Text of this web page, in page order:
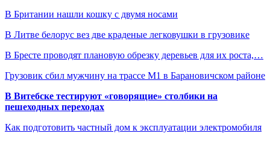
В Британии нашли кошку с двумя носами
В Литве белорус вез две краденые легковушки в грузовике
В Бресте проводят плановую обрезку деревьев для их роста,…
Грузовик сбил мужчину на трассе М1 в Барановичском районе
В Витебске тестируют «говорящие» столбики на
пешеходных переходах
Как подготовить частный дом к эксплуатации электромобиля